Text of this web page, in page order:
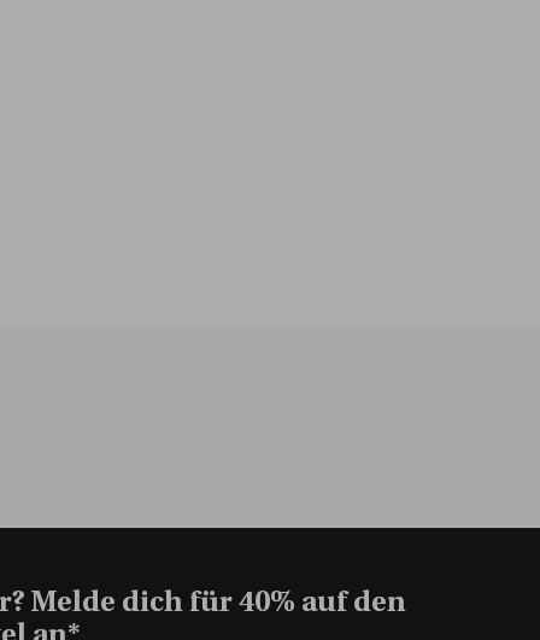
Melde dich für 40% auf den